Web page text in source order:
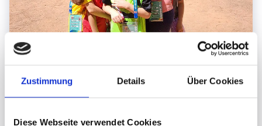
Zustimmung Details Über Cookies
Diese Webseite verwendet Cookies